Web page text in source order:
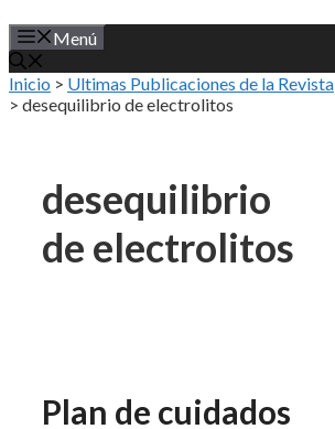
Menú
Inicio > Ultimas Publicaciones de la Revista
> desequilibrio de electrolitos
desequilibrio
de electrolitos
Plan de cuidados